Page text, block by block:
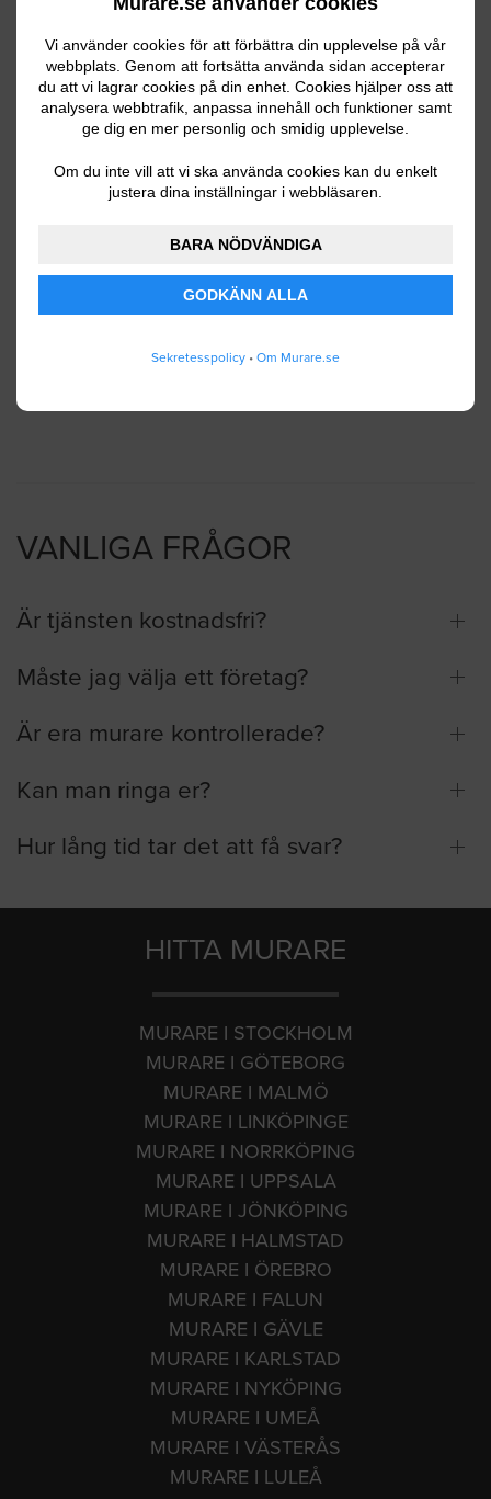
Vi använder cookies för att förbättra din upplevelse på vår
webbplats. Genom att fortsätta använda sidan accepterar
du att vi lagrar cookies på din enhet. Cookies hjälper oss att
analysera webbtrafik, anpassa innehåll och funktioner samt
ge dig en mer personlig och smidig upplevelse.
Om du inte vill att vi ska använda cookies kan du enkelt
justera dina inställningar i webbläsaren.
BARA NÖDVÄNDIGA
GODKÄNN ALLA
Sekretesspolicy • Om Murare.se
Din e-postadress
Ditt telefonnummer
mina personuppgifter enligtanvändarvillkoren
VANLIGA FRÅGOR
Är tjänsten kostnadsfri?
Måste jag välja ett företag?
Är era murare kontrollerade?
Kan man ringa er?
Hur lång tid tar det att få svar?
HITTA MURARE
MURARE I STOCKHOLM
MURARE I GÖTEBORG
MURARE I MALMÖ
MURARE I LINKÖPINGE
MURARE I NORRKÖPING
MURARE I UPPSALA
MURARE I JÖNKÖPING
MURARE I HALMSTAD
MURARE I ÖREBRO
MURARE I FALUN
MURARE I GÄVLE
MURARE I KARLSTAD
MURARE I NYKÖPING
MURARE I UMEÅ
MURARE I VÄSTERÅS
MURARE I LULEÅ